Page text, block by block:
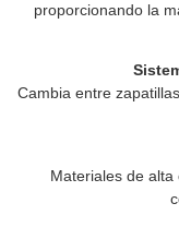
proporcionando la
Cambia entre
Materiales de